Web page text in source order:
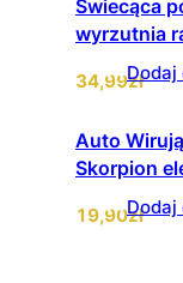
Świecąca
wyrzutnia
34,99zł
Dodaj
Auto
Skorpion
19,90zł
Dodaj